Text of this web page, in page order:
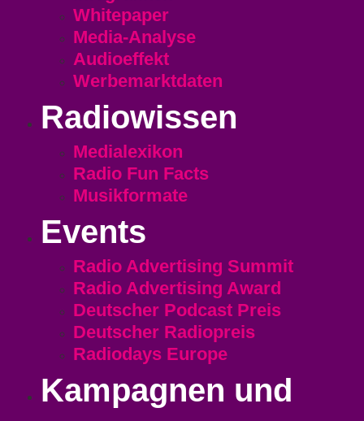
Whitepaper
Media-Analyse
Audioeffekt
Werbemarktdaten
Radiowissen
Medialexikon
Radio Fun Facts
Musikformate
Events
Radio Advertising Summit
Radio Advertising Award
Deutscher Podcast Preis
Deutscher Radiopreis
Radiodays Europe
Kampagnen und